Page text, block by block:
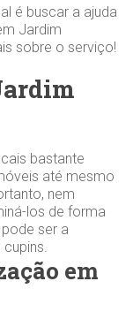
é buscar a ajuda
Jardim
sobre o serviço!
bastante
até mesmo
nem
los de forma
ser a
em